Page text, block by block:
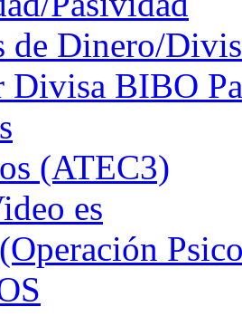
de Dinero/
Divisa BIBO
(ATEC3)
es